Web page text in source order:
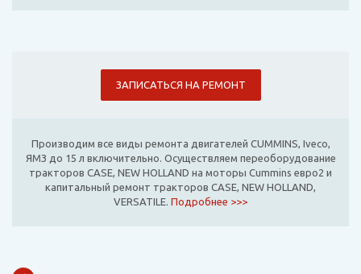
ЗАПИСАТЬСЯ НА РЕМОНТ
Производим все виды ремонта двигателей CUMMINS, Iveco,
ЯМЗ до 15 л включительно. Осуществляем переоборудование
тракторов CASE, NEW HOLLAND на моторы Cummins евро2 и
капитальный ремонт тракторов CASE, NEW HOLLAND,
VERSATILE. Подробнее >>>